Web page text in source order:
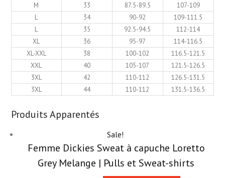
M
33 87.5-89.5
107-109
L
34 90-92
109-111.5
L
35 92.5-94.5
112-114
XL
36 95-97
114-116.5
XL-XXL
38 100-102
116.5-121.5
XXL
40 105-107
121.5-126.5
3XL
42 110-112
126.5-131.5
3XL
44 110-112 131.5-136.5
Produits Apparentés
Sale!
Femme Dickies Sweat à capuche Loretto
Grey Melange | Pulls et Sweat-shirts